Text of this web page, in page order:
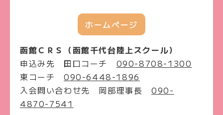
ホームページ
函館ＣＲＳ（函館千代台陸上スクール）
申込み先 田口コーチ 090-8708-1300
東コーチ 090-6448-1896
入会問い合わせ先 岡部理事長090-
4870-7541